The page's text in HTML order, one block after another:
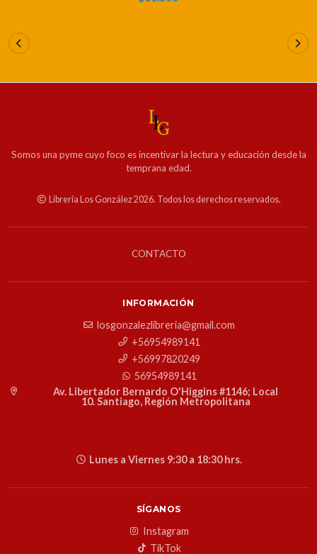
Somos una pyme cuyo foco es incentivar la lectura y educación desde la
temprana edad.
Librería Los González 2026. Todos los derechos reservados.
CONTACTO
INFORMACIÓN
losgonzalezlibreria@gmail.com
+56954989141
+56997820249
56954989141
Av. Libertador Bernardo O'Higgins #1146; Local
10. Santiago, Región Metropolitana
Lunes a Viernes 9:30 a 18:30 hrs.
SÍGANOS
Instagram
TikTok